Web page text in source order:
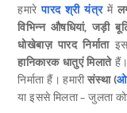
हमारे पारद श्री यंत्र में
विभिन्न औषधियां, जड़ी
धोखेबाज़ पारद निर्माताइस
हानिकारक धातुएं मिलातेहैं।
निर्माता हैं। हमारीसंस्था (
या इससे मिलता – जुलता